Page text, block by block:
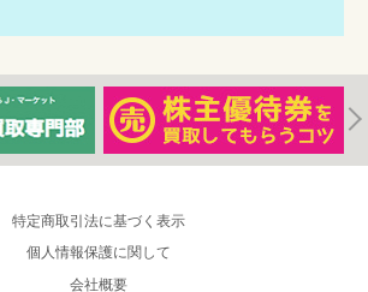
特定商取引法に基づく表示
個人情報保護に関して
会社概要